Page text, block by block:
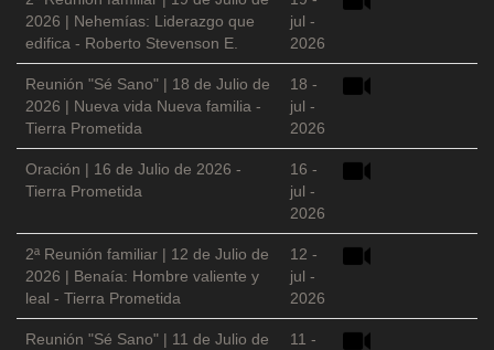
2026 | Nehemías: Liderazgo que
edifica - Roberto Stevenson E.
jul -
2026
Reunión "Sé Sano" | 18 de Julio de
2026 | Nueva vida Nueva familia -
Tierra Prometida
18 -
jul -
2026
Oración | 16 de Julio de 2026 -
Tierra Prometida
16 -
jul -
2026
2ª Reunión familiar | 12 de Julio de
2026 | Benaía: Hombre valiente y
leal - Tierra Prometida
12 -
jul -
2026
Reunión "Sé Sano" | 11 de Julio de
11 -